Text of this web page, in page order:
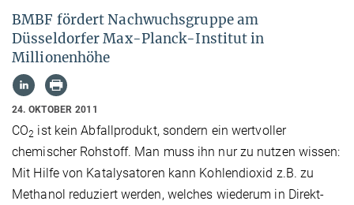
BMBF fördert Nachwuchsgruppe am
Düsseldorfer Max-Planck-Institut in
Millionenhöhe
24. OKTOBER 2011
CO2 ist kein Abfallprodukt, sondern ein wertvoller
chemischer Rohstoff. Man muss ihn nur zu nutzen wissen:
Mit Hilfe von Katalysatoren kann Kohlendioxid z.B. zu
Methanol reduziert werden, welches wiederum in Direkt-